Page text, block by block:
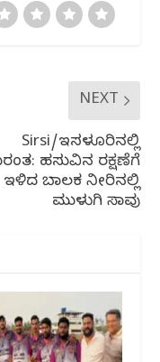
NEXT
Sirsi/ಇಸಳೂರಿನಲ್ಲಿ
ಹಸುವಿನ ರಕ್ಷಣೆಗೆ
ಇಳಿದ ಬಾಲಕ ನೀರಿನಲ್ಲಿ
ಮುಳುಗಿ ಸಾವು